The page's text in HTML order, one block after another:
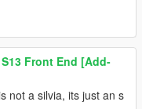
Front End [Add-
not a silvia, its just an s